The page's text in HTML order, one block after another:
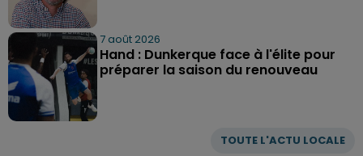
TOUTE L'ACTU LOCALE
7 août 2026
Hand : Dunkerque face à l'élite pour
préparer la saison du renouveau